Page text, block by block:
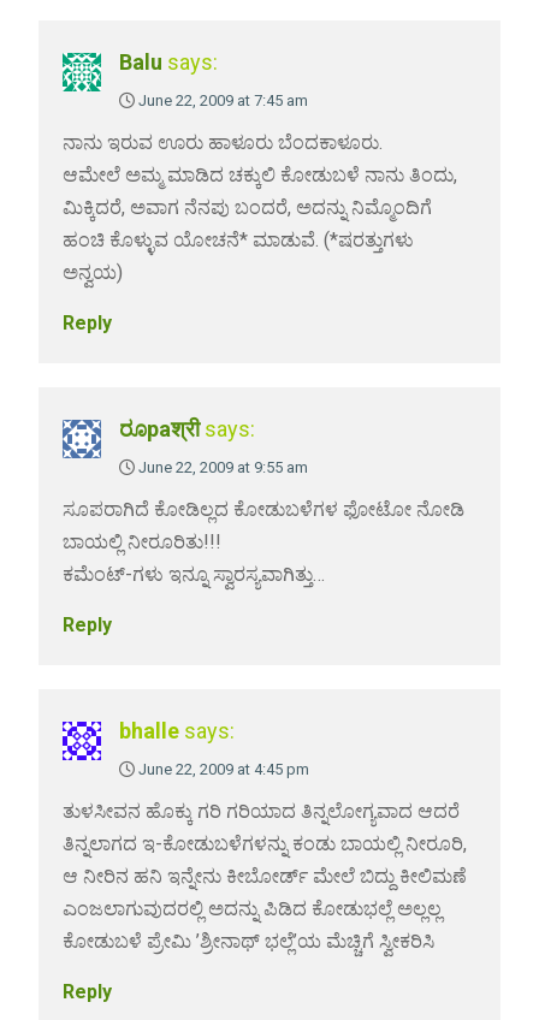
Balu says:
June 22, 2009 at 7:45 am
ನಾನು ಇರುವ ಊರು ಹಾಳೂರು ಬೆಂದಕಾಳೂರು.
ಆಮೇಲೆ ಅಮ್ಮ ಮಾಡಿದ ಚಕ್ಕುಲಿ ಕೋಡುಬಳೆ ನಾನು ತಿಂದು,
ಮಿಕ್ಕಿದರೆ, ಅವಾಗ ನೆನಪು ಬಂದರೆ, ಅದನ್ನು ನಿಮ್ಮೊಂದಿಗೆ
ಹಂಚಿ ಕೊಳ್ಳುವ ಯೋಚನೆ* ಮಾಡುವೆ. (*ಷರತ್ತುಗಳು
ಅನ್ವಯ)
Reply
ರೂpaश्री says:
June 22, 2009 at 9:55 am
ಸೂಪರಾಗಿದೆ ಕೋಡಿಲ್ಲದ ಕೋಡುಬಳೆಗಳ ಫೋಟೋ ನೋಡಿ
ಬಾಯಲ್ಲಿ ನೀರೂರಿತು!!!
ಕಮೆಂಟ್-ಗಳು ಇನ್ನೂ ಸ್ವಾರಸ್ಯವಾಗಿತ್ತು…
Reply
bhalle says:
June 22, 2009 at 4:45 pm
ತುಳಸೀವನ ಹೊಕ್ಕು ಗರಿ ಗರಿಯಾದ ತಿನ್ನಲೋಗ್ಯವಾದ ಆದರೆ
ತಿನ್ನಲಾಗದ ಇ-ಕೋಡುಬಳೆಗಳನ್ನು ಕಂಡು ಬಾಯಲ್ಲಿ ನೀರೂರಿ,
ಆ ನೀರಿನ ಹನಿ ಇನ್ನೇನು ಕೀಬೋರ್ಡ್ ಮೇಲೆ ಬಿದ್ದು ಕೀಲಿಮಣೆ
ಎಂಜಲಾಗುವುದರಲ್ಲಿ ಅದನ್ನು ಪಿಡಿದ ಕೋಡುಭಲ್ಲೆ ಅಲ್ಲಲ್ಲ
ಕೋಡುಬಳೆ ಪ್ರೇಮಿ ’ಶ್ರೀನಾಥ್ ಭಲ್ಲೆ’ಯ ಮೆಚ್ಚಿಗೆ ಸ್ವೀಕರಿಸಿ
Reply